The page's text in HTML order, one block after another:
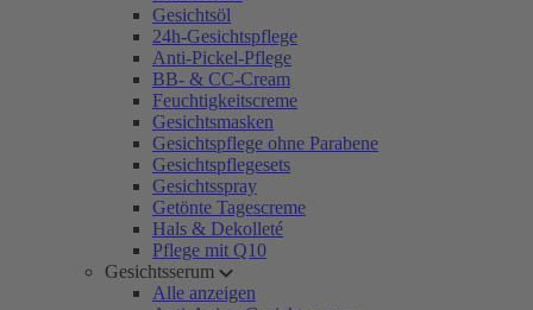
Gesichtsöl
24h-Gesichtspflege
Anti-Pickel-Pflege
BB- & CC-Cream
Feuchtigkeitscreme
Gesichtsmasken
Gesichtspflege ohne Parabene
Gesichtspflegesets
Gesichtsspray
Getönte Tagescreme
Hals & Dekolleté
Pflege mit Q10
Gesichtsserum
Alle anzeigen